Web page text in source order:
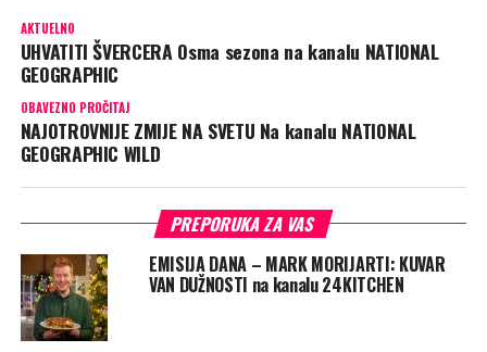
AKTUELNO
UHVATITI ŠVERCERA Osma sezona na kanalu NATIONAL
GEOGRAPHIC
OBAVEZNO PROČITAJ
NAJOTROVNIJE ZMIJE NA SVETU Na kanalu NATIONAL
GEOGRAPHIC WILD
PREPORUKA ZA VAS
EMISIJA DANA – MARK MORIJARTI: KUVAR
VAN DUŽNOSTI na kanalu 24KITCHEN